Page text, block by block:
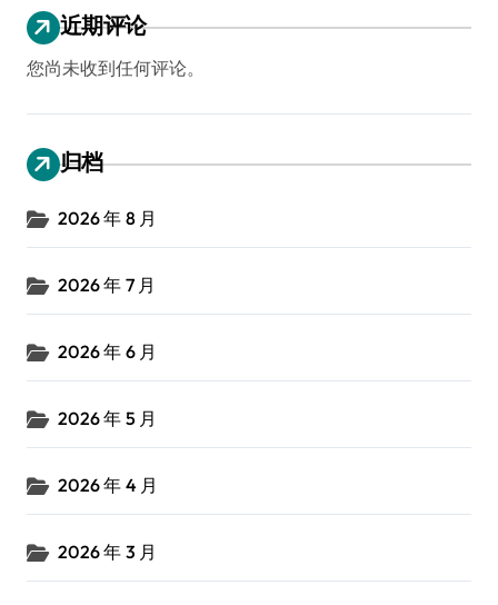
近期评论
您尚未收到任何评论。
归档
2026 年 8 月
2026 年 7 月
2026 年 6 月
2026 年 5 月
2026 年 4 月
2026 年 3 月